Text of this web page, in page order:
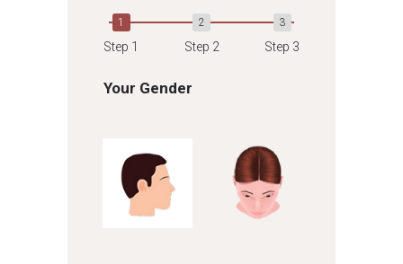
Step 1 Step 2 Step 3
Your Gender